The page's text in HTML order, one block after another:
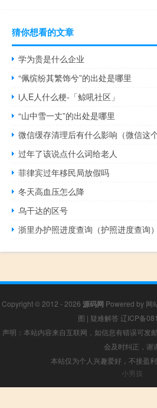
猜你想看的文章
学为贵是什么企业
“佩缤纷其繁饰兮”的出处是哪里
i人E人什么梗-「鲸吼社区」
“山中雪一丈”的出处是哪里
过年了该说点什么词给老人
菲律宾过年移民局放假吗
冬天高血压怎么降
乌干达的区号
浙里办护照进度查询（护照进度查询）
Copyright © 2012 - 2026 源码网 Powered by 网
图 | 疑难解答 辽ICP备
声明：本站内容来自互联网，如信息有错误可发
会及时纠正，谢
本站仅为个人兴趣爱好，不接盈
小男孩